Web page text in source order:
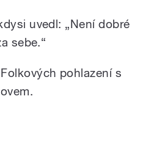
uvedl: „Není dobré
sebe.“
pohlazení s